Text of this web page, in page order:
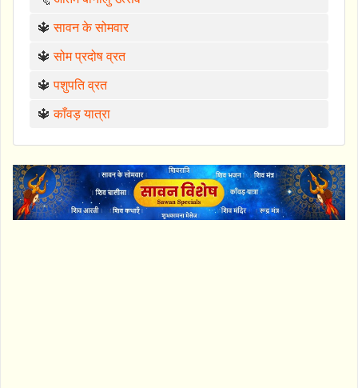
🔱सावन के सोमवार
🔱सोम प्रदोष व्रत
🔱पशुपति व्रत
🔱काँवड़ यात्रा